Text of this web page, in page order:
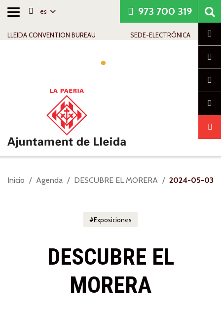
Alternar
es
LLEIDA CONVENTION BUREAU SEDE-ELECTRÓNICA
973 700 319
Usted
Inicio Agenda DESCUBRE EL MORERA 2024-05-03
Exposiciones
DESCUBRE EL
MORERA